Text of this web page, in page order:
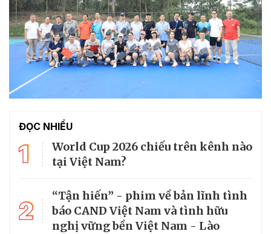
ĐỌC NHIỀU
1
World Cup 2026 chiếu trên kênh nào
tại Việt Nam?
2
“Tận hiến” - phim về bản lĩnh tình
báo CAND Việt Nam và tình hữu
nghị vững bền Việt Nam - Lào